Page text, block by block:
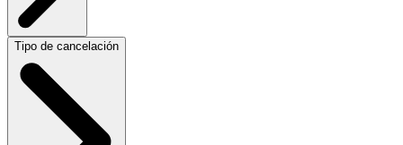
Tipo de cancelación